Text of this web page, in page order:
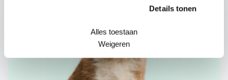
informatie die u aan ze heeft verstrekt of die ze hebben
Details tonen
Alles toestaan
Weigeren